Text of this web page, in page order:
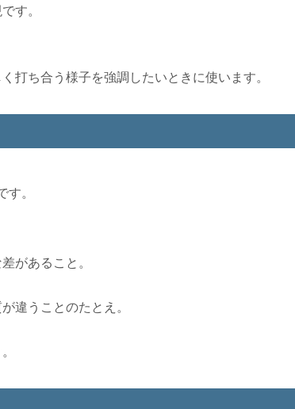
す。
打ち合う様子を強調したいときに使います。
す。
があること。
違うことのたとえ。